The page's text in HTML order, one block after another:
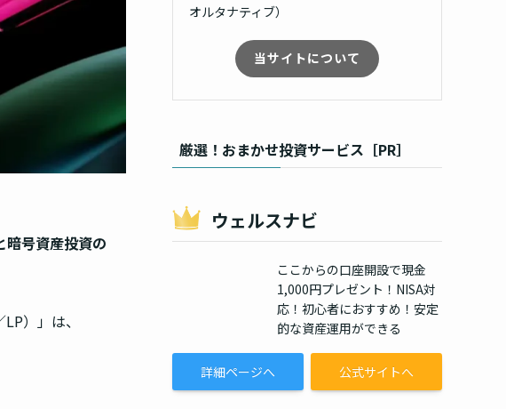
暗号資産投資の
）」は、
オルタナティブ）
当サイトについて
厳選！おまかせ投資サービス［PR］
ウェルスナビ
ここからの口座開設で現金
1,000円プレゼント！NISA対
応！初心者におすすめ！安定
的な資産運用ができる
詳細ページへ 公式サイトへ